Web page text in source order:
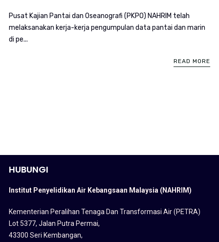
Pusat Kajian Pantai dan Oseanografi (PKPO) NAHRIM telah
melaksanakan kerja-kerja pengumpulan data pantai dan marin
di pe...
READ MORE
HUBUNGI
Institut Penyelidikan Air Kebangsaan Malaysia (NAHRIM)
Kementerian Peralihan Tenaga Dan Transformasi Air (PETRA)
Lot 5377, Jalan Putra Permai,
43300 Seri Kembangan,